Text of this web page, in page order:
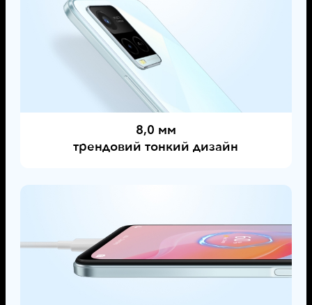
8,0 мм
трендовий тонкий дизайн